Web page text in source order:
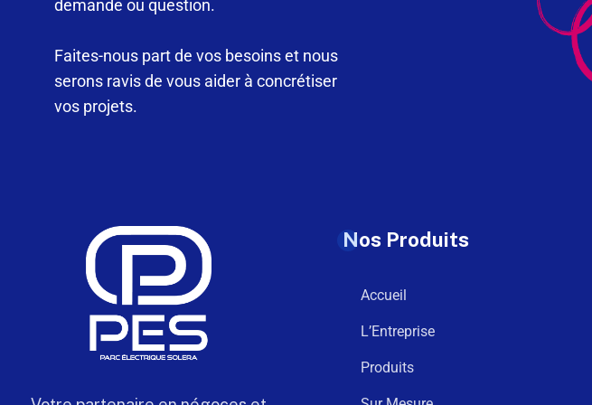
demande ou question.
Faites-nous part de vos besoins et nous
serons ravis de vous aider à concrétiser
vos projets.
Nos Produits
Accueil
L’Entreprise
Produits